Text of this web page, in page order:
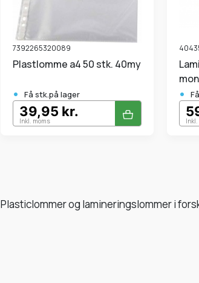
7392265320089
Plastlomme a4 50 stk. 40my
• Få stk.på lager
39,95 kr.
Inkl. moms
Lamineringsmaskine a3
•
Plasticlommer og lamineringslommer i